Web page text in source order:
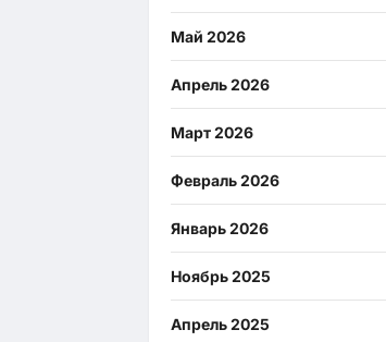
Май 2026
Апрель 2026
Март 2026
Февраль 2026
Январь 2026
Ноябрь 2025
Апрель 2025